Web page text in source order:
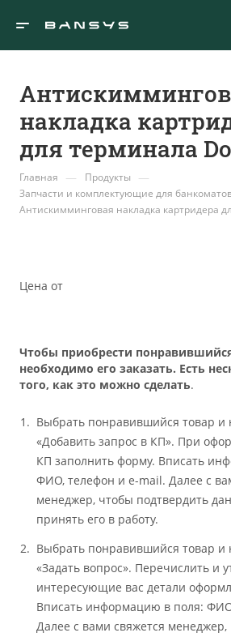
накладка
для терминала
Главная — Продукты —
Запчасти и комплектующие для
Антискимминговая накладка картридера
Цена от
Чтобы приобрести
необходимо его заказать. Есть
того, как это можно сделать.
Выбрать понравившийся товар и
«Добавить запрос в КП». При
КП заполнить форму. Вписать
ФИО, телефон и e-mail. Далее с
менеджер, чтобы подтвердить
принять его в работу.
Выбрать понравившийся товар и
«Задать вопрос». Перечислить и
интересующие вас детали
Вписать информацию в поля:
Далее с вами свяжется